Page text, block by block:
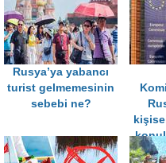
Rusya’ya yabancı
turist gelmemesinin
sebebi ne?